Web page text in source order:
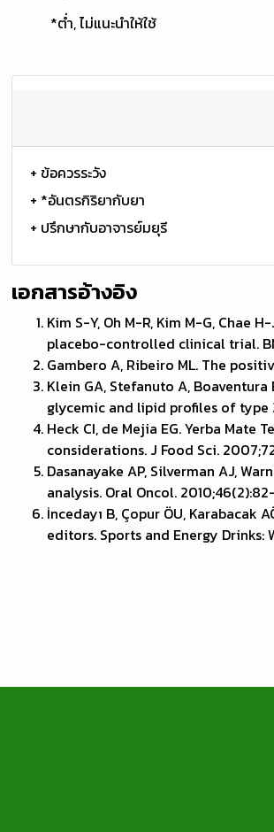
*ต่ำ, ไม่แนะนำให้ใช้
+ ข้อควรระวัง
+ *อันตรกิริยากับยา
+ ปรึกษากับอาจารย์มยุรี
เอกสารอ้างอิง
Kim S-Y, Oh M-R, Kim M-G, Chae
placebo-controlled clinical trial.
Gambero A, Ribeiro ML. The
Klein GA, Stefanuto A, Boaventura
glycemic and lipid profiles of type
Heck CI, de Mejia EG. Yerba
considerations. J Food Sci.
Dasanayake AP, Silverman AJ,
analysis. Oral Oncol.
İncedayı B, Çopur ÖU, Karabacak
editors. Sports and Energy Drinks: